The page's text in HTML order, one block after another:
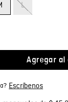
L
Agregar al
Escríbenos